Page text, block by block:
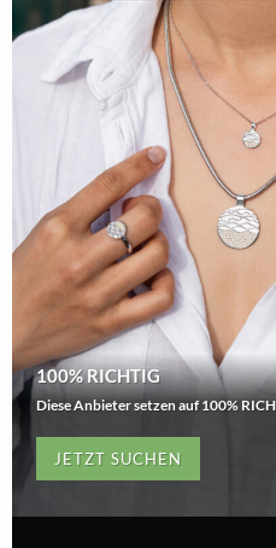
100% RICHTIG
Diese Anbieter setzen auf 100%
JETZT SUCHEN